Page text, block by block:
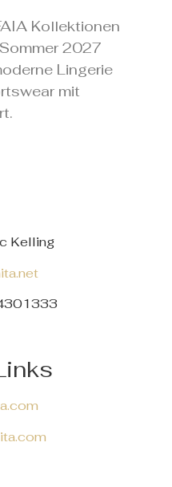
Kollektionen
2027
Lingerie
mit
Kelling